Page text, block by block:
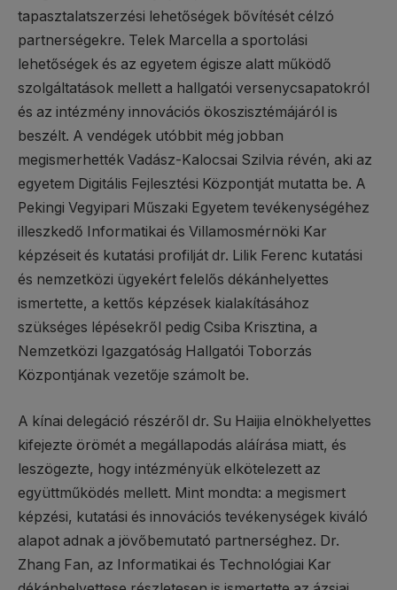
tapasztalatszerzési lehetőségek bővítését célzó
partnerségekre. Telek Marcella a sportolási
lehetőségek és az egyetem égisze alatt működő
szolgáltatások mellett a hallgatói versenycsapatokról
és az intézmény innovációs ökoszisztémájáról is
beszélt. A vendégek utóbbit még jobban
megismerhették Vadász-Kalocsai Szilvia révén, aki az
egyetem Digitális Fejlesztési Központját mutatta be. A
Pekingi Vegyipari Műszaki Egyetem tevékenységéhez
illeszkedő Informatikai és Villamosmérnöki Kar
képzéseit és kutatási profilját dr. Lilik Ferenc kutatási
és nemzetközi ügyekért felelős dékánhelyettes
ismertette, a kettős képzések kialakításához
szükséges lépésekről pedig Csiba Krisztina, a
Nemzetközi Igazgatóság Hallgatói Toborzás
Központjának vezetője számolt be.
A kínai delegáció részéről dr. Su Haijia elnökhelyettes
kifejezte örömét a megállapodás aláírása miatt, és
leszögezte, hogy intézményük elkötelezett az
együttműködés mellett. Mint mondta: a megismert
képzési, kutatási és innovációs tevékenységek kiváló
alapot adnak a jövőbemutató partnerséghez. Dr.
Zhang Fan, az Informatikai és Technológiai Kar